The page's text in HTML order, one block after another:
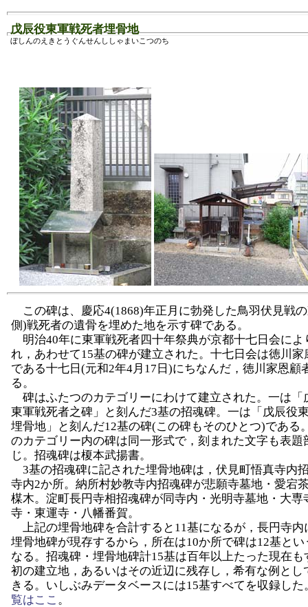
戊辰役東軍戦死者埋骨地
ぼしんのえきとうぐんせんししゃまいこつのち
この碑は、慶応4(1868)年正月に勃発した鳥羽伏見戦
側)戦死者の遺骨を埋めた地を示す碑である。
明治40年に東軍戦死者四十年祭典が京都十七日会によ
れ，あわせて15基の碑が建立された。十七日会は徳川家
である十七日(元和2年4月17日)にちなんだ，徳川家恩顧
る。
碑はふたつのカテゴリーにわけて建立された。一は「
東軍戦死者之碑」と刻んだ3基の招魂碑。一は「戊辰役
埋骨地」と刻んだ12基の碑(この碑もそのひとつ)である
のカテゴリー内の碑は同一形式で，刻まれた文字も表題
じ。招魂碑は榎本武揚書。
3基の招魂碑に記された埋骨地碑は，伏見町悟真寺内
寺内2か所。納所村妙教寺内招魂碑が悲願寺墓地・愛宕
楳木。淀町長円寺相招魂碑が同寺内・光明寺墓地・大専
寺・東運寺・八幡番賀。
上記の埋骨地碑を合計すると11基になるが，長円寺内
埋骨地碑が現存するから，所在は10か所で碑は12基とい
なる。招魂碑・埋骨地碑計15基は百年以上たった現在も
初の建立地，あるいはその近辺に残存し，希有な例とし
きる。いしぶみデータベースには15基すべてを収録した
覧はここ 。